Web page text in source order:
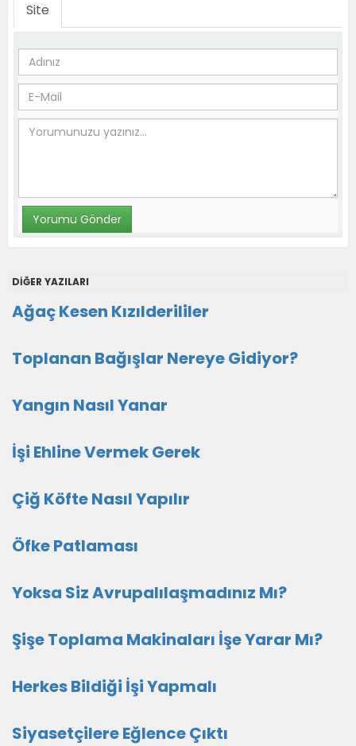
Site
DİĞER YAZILARI
Ağaç Kesen Kızılderililer
Toplanan Bağışlar Nereye Gidiyor?
Yangın Nasıl Yanar
İşi Ehline Vermek Gerek
Çiğ Köfte Nasıl Yapılır
Öfke Patlaması
Yoksa Siz Avrupalılaşmadınız Mı?
Şişe Toplama Makinaları İşe Yarar Mı?
Herkes Bildiği İşi Yapmalı
Siyasetçilere Eğlence Çıktı